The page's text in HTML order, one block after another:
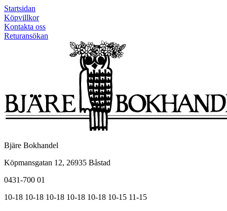
Startsidan
Köpvillkor
Kontakta oss
Returansökan
Bjäre Bokhandel
Köpmansgatan 12, 26935 Båstad
0431-700 01
10-18 10-18 10-18 10-18 10-18 10-15 11-15